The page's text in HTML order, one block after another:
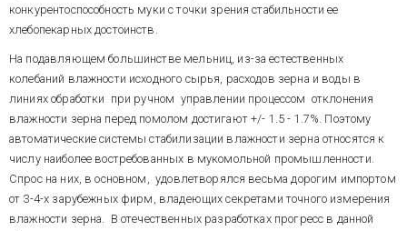
часов. За это время зерно 3 - 4
различных сортов
смешивается в определенной
пропорции, непрерывно
перемещается по сложной
и емкостей, очищается и
увлажняется, приобретая на
выходе процесса свойства,
необходимые для
эффективного измельчения.
Оборудование процесса
занимает 6-этажный корпус с
площадью этажа около 500 м2,
зерна - главная в управлении
технологией его подготовки. Она
формулируется, как
баланса потоков сыпучего
продукта в схеме
последовательно включенных
групп емкостей, которые в
пределах группы включены
параллельно. Специфика
динамики объекта состоит в
смеси из четырех компонентов
в узком диапазоне суммарного
расхода при выпуске из группы
параллельно включенных
конкурентоспособность муки с точки зрения стабильности ее
хлебопекарных достоинств.
На подавляющем большинстве мельниц, из-за естественных
колебаний влажности исходного сырья, расходов зерна и воды в
линиях обработки при ручном управлении процессом отклонения
влажности зерна перед помолом достигают +/- 1.5 - 1.7%. Поэтому
автоматические системы стабилизации влажности зерна относятся к
числу наиболее востребованных в мукомольной промышленности.
Спрос на них, в основном, удовлетворялся весьма дорогим импортом
от 3-4-х зарубежных фирм, владеющих секретами точного измерения
влажности зерна. В отечественных разработках прогресс в данной